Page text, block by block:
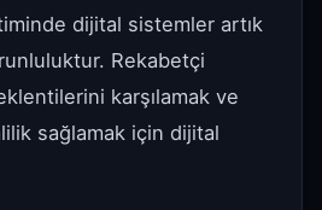
dijital sistemler artık
Rekabetçi
karşılamak ve
sağlamak için dijital